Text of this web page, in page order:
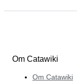
Om Catawiki
Om Catawiki